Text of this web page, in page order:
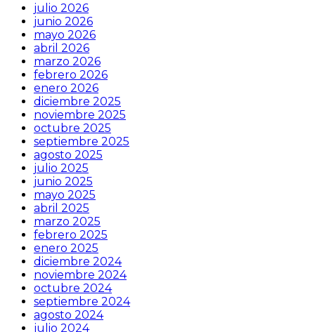
julio 2026
junio 2026
mayo 2026
abril 2026
marzo 2026
febrero 2026
enero 2026
diciembre 2025
noviembre 2025
octubre 2025
septiembre 2025
agosto 2025
julio 2025
junio 2025
mayo 2025
abril 2025
marzo 2025
febrero 2025
enero 2025
diciembre 2024
noviembre 2024
octubre 2024
septiembre 2024
agosto 2024
julio 2024